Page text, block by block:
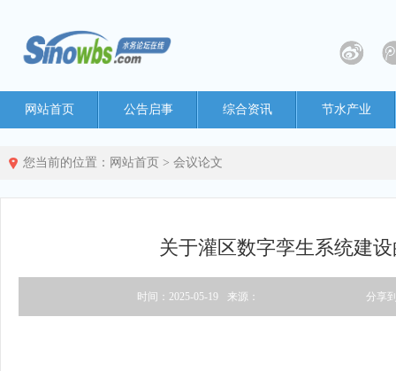
网站首页 公告启事 综合资讯 节水产业
您当前的位置： 网站首页 > 会议论文
关于灌区数字孪生系统建
时间：2025-05-19 来源： 分享